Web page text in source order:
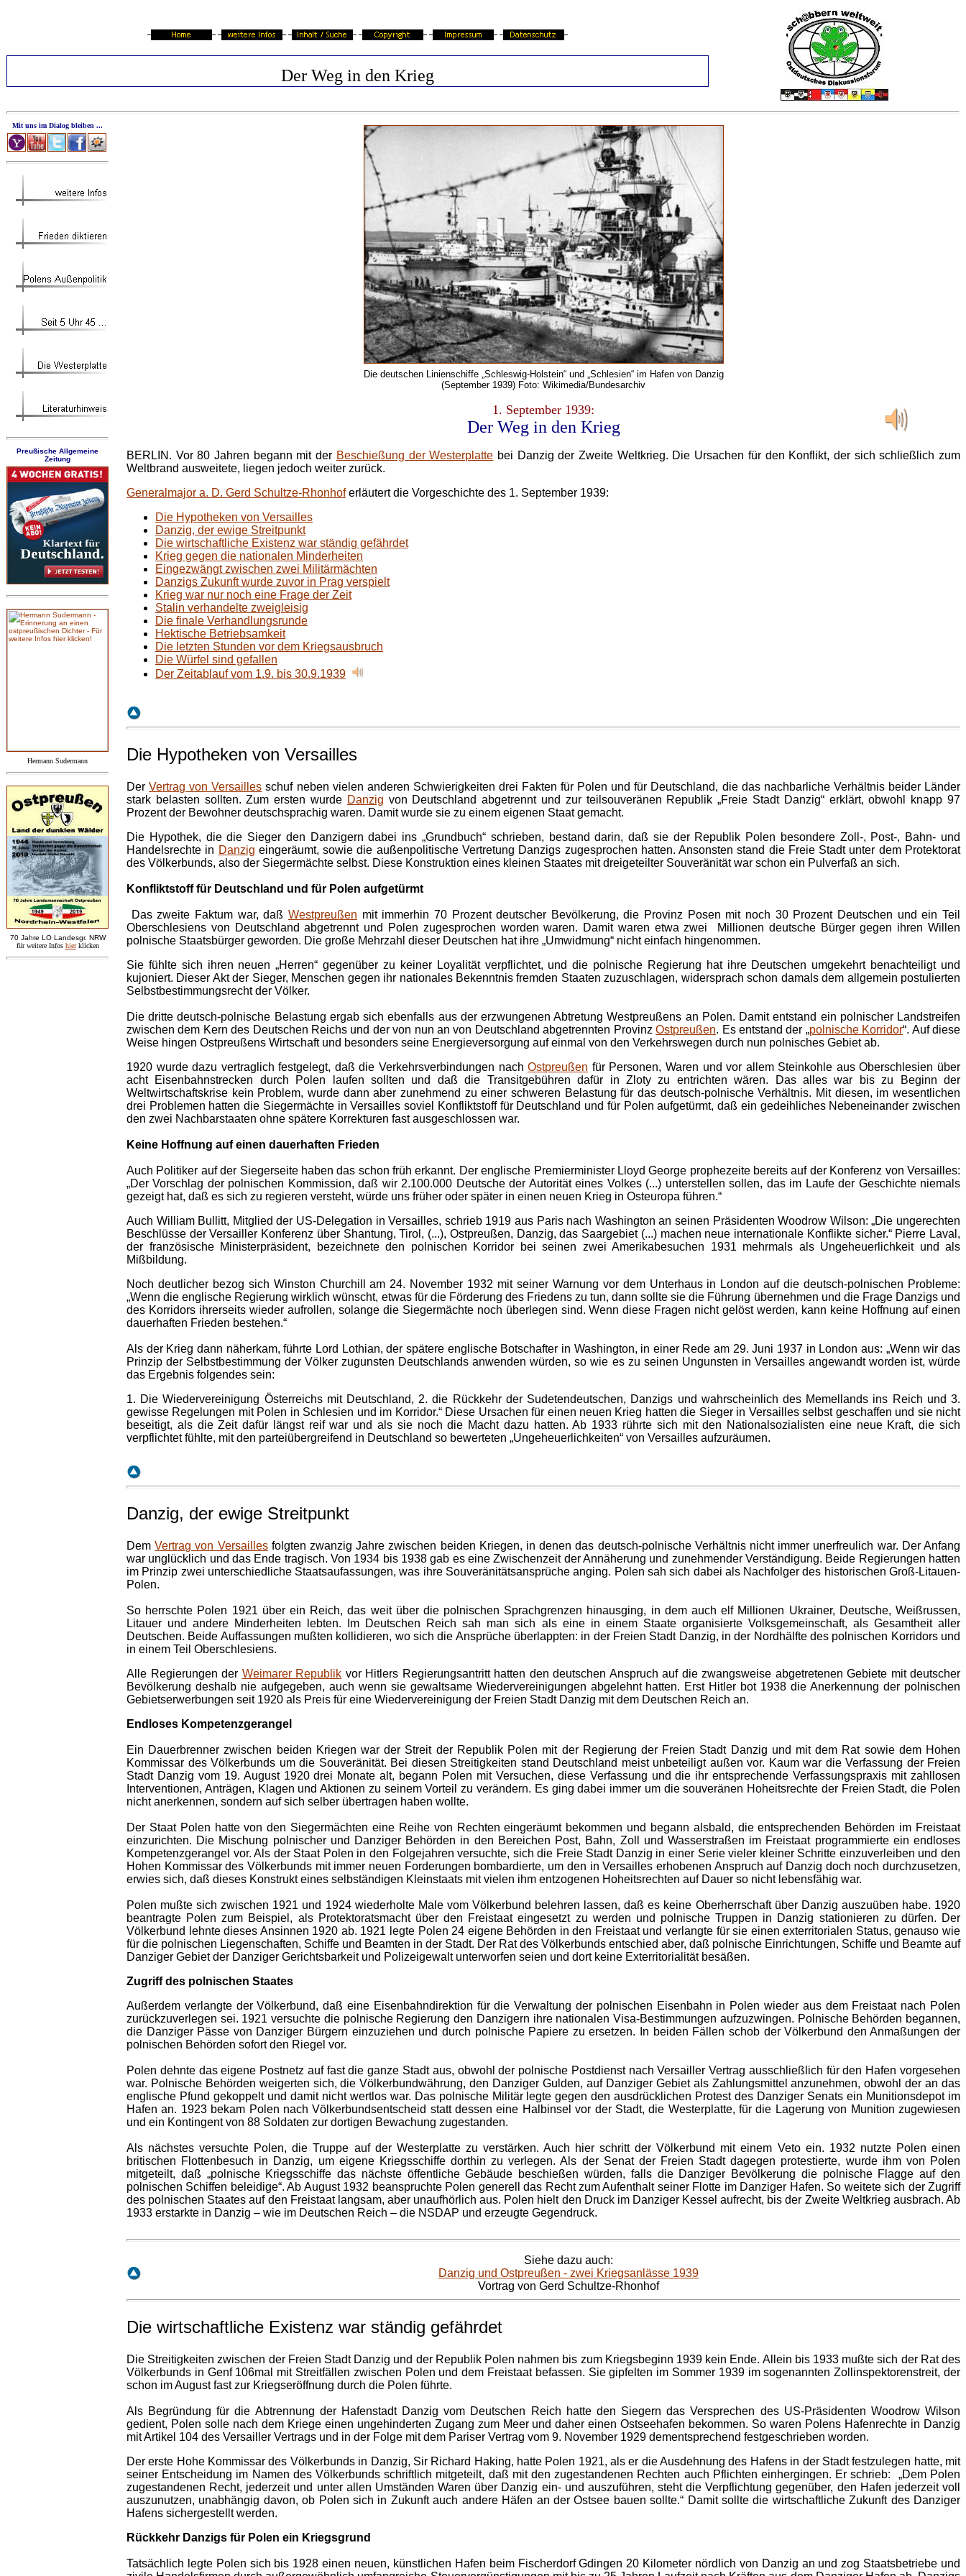
Der Weg in den Krieg
Mit uns im Dialog bleiben ...
Preußische Allgemeine
Zeitung
Hermann Sudermann
70 Jahre LO Landesgr. NRW
für weitere Infos hier klicken
Die deutschen Linienschiffe „Schleswig-Holstein“ und „Schlesien“ im Hafen von Danzig
(September 1939) Foto: Wikimedia/Bundesarchiv
1. September 1939:
DerWeg in den Krieg
BERLIN. Vor 80 Jahren begann mit der Beschießung der Westerplatte bei Danzig der Zweite Weltkrieg. Die Ursachen für den Konflikt, der sich schließlich zum
Weltbrand ausweitete, liegen jedoch weiter zurück.
Generalmajor a. D. Gerd Schultze-Rhonhoferläutert die Vorgeschichte des 1. September 1939:
Die Hypotheken von Versailles
Danzig, der ewige Streitpunkt
Die wirtschaftliche Existenz war ständig gefährdet
Krieg gegen die nationalen Minderheiten
Eingezwängt zwischen zwei Militärmächten
Danzigs Zukunft wurde zuvor in Prag verspielt
Krieg war nur noch eine Frage der Zeit
Stalin verhandelte zweigleisig
Die finale Verhandlungsrunde
Hektische Betriebsamkeit
Die letzten Stunden vor dem Kriegsausbruch
Die Würfel sind gefallen
Der Zeitablauf vom 1.9. bis 30.9.1939
Die Hypotheken von Versailles
DerVertrag von Versailles schuf neben vielen anderen Schwierigkeiten drei Fakten für Polen und für Deutschland, die das nachbarliche Verhältnis beider Länder
stark belasten sollten. Zum ersten wurde Danzig von Deutschland abgetrennt und zur teilsouveränen Republik „Freie Stadt Danzig“ erklärt, obwohl knapp 97
Prozent der Bewohner deutschsprachig waren. Damit wurde sie zu einem eigenen Staat gemacht.
Die Hypothek, die die Sieger den Danzigern dabei ins „Grundbuch“ schrieben, bestand darin, daß sie der Republik Polen besondere Zoll-, Post-, Bahn- und
Handelsrechte in Danzig eingeräumt, sowie die außenpolitische Vertretung Danzigs zugesprochen hatten. Ansonsten stand die Freie Stadt unter dem Protektorat
des Völkerbunds, also der Siegermächte selbst. Diese Konstruktion eines kleinen Staates mit dreigeteilter Souveränität war schon ein Pulverfaß an sich.
Konfliktstoff für Deutschland und für Polen aufgetürmt
Das zweite Faktum war, daß Westpreußen mit immerhin 70 Prozent deutscher Bevölkerung, die Provinz Posen mit noch 30 Prozent Deutschen und ein Teil
Oberschlesiens von Deutschland abgetrennt und Polen zugesprochen worden waren. Damit waren etwa zwei Millionen deutsche Bürger gegen ihren Willen
polnische Staatsbürger geworden. Die große Mehrzahl dieser Deutschen hat ihre „Umwidmung“ nicht einfach hingenommen.
Sie fühlte sich ihren neuen „Herren“ gegenüber zu keiner Loyalität verpflichtet, und die polnische Regierung hat ihre Deutschen umgekehrt benachteiligt und
kujoniert. Dieser Akt der Sieger, Menschen gegen ihr nationales Bekenntnis fremden Staaten zuzuschlagen, widersprach schon damals dem allgemein postulierten
Selbstbestimmungsrecht der Völker.
Die dritte deutsch-polnische Belastung ergab sich ebenfalls aus der erzwungenen Abtretung Westpreußens an Polen. Damit entstand ein polnischer Landstreifen
zwischen dem Kern des Deutschen Reichs und der von nun an von Deutschland abgetrennten ProvinzOstpreußen. Es entstand der „polnische Korridor“. Auf diese
Weise hingen Ostpreußens Wirtschaft und besonders seine Energieversorgung auf einmal von den Verkehrswegen durch nun polnisches Gebiet ab.
1920 wurde dazu vertraglich festgelegt, daß die Verkehrsverbindungen nachOstpreußen für Personen, Waren und vor allem Steinkohle aus Oberschlesien über
acht Eisenbahnstrecken durch Polen laufen sollten und daß die Transitgebühren dafür in Zloty zu entrichten wären. Das alles war bis zu Beginn der
Weltwirtschaftskrise kein Problem, wurde dann aber zunehmend zu einer schweren Belastung für das deutsch-polnische Verhältnis. Mit diesen, im wesentlichen
drei Problemen hatten die Siegermächte in Versailles soviel Konfliktstoff für Deutschland und für Polen aufgetürmt, daß ein gedeihliches Nebeneinander zwischen
den zwei Nachbarstaaten ohne spätere Korrekturen fast ausgeschlossen war.
Keine Hoffnung auf einen dauerhaften Frieden
Auch Politiker auf der Siegerseite haben das schon früh erkannt. Der englische Premierminister Lloyd George prophezeite bereits auf der Konferenz von Versailles:
„Der Vorschlag der polnischen Kommission, daß wir 2.100.000 Deutsche der Autorität eines Volkes (...) unterstellen sollen, das im Laufe der Geschichte niemals
gezeigt hat, daß es sich zu regieren versteht, würde uns früher oder später in einen neuen Krieg in Osteuropa führen.“
Auch William Bullitt, Mitglied der US-Delegation in Versailles, schrieb 1919 aus Paris nach Washington an seinen Präsidenten Woodrow Wilson: „Die ungerechten
Beschlüsse der Versailler Konferenz über Shantung, Tirol, (...), Ostpreußen, Danzig, das Saargebiet (...) machen neue internationale Konflikte sicher.“ Pierre Laval,
der französische Ministerpräsident, bezeichnete den polnischen Korridor bei seinen zwei Amerikabesuchen 1931 mehrmals als Ungeheuerlichkeit und als
Mißbildung.
Noch deutlicher bezog sich Winston Churchill am 24. November 1932 mit seiner Warnung vor dem Unterhaus in London auf die deutsch-polnischen Probleme:
„Wenn die englische Regierung wirklich wünscht, etwas für die Förderung des Friedens zu tun, dann sollte sie die Führung übernehmen und die Frage Danzigs und
des Korridors ihrerseits wieder aufrollen, solange die Siegermächte noch überlegen sind. Wenn diese Fragen nicht gelöst werden, kann keine Hoffnung auf einen
dauerhaften Frieden bestehen.“
Als der Krieg dann näherkam, führte Lord Lothian, der spätere englische Botschafter in Washington, in einer Rede am 29. Juni 1937 in London aus: „Wenn wir das
Prinzip der Selbstbestimmung der Völker zugunsten Deutschlands anwenden würden, so wie es zu seinen Ungunsten in Versailles angewandt worden ist, würde
das Ergebnis folgendes sein:
1. Die Wiedervereinigung Österreichs mit Deutschland, 2. die Rückkehr der Sudetendeutschen, Danzigs und wahrscheinlich des Memellands ins Reich und 3.
gewisse Regelungen mit Polen in Schlesien und im Korridor.“ Diese Ursachen für einen neuen Krieg hatten die Sieger in Versailles selbst geschaffen und sie nicht
beseitigt, als die Zeit dafür längst reif war und als sie noch die Macht dazu hatten. Ab 1933 rührte sich mit den Nationalsozialisten eine neue Kraft, die sich
verpflichtet fühlte, mit den parteiübergreifend in Deutschland so bewerteten „Ungeheuerlichkeiten“ von Versailles aufzuräumen.
Danzig, der ewige Streitpunkt
DemVertrag von Versaillesfolgten zwanzig Jahre zwischen beiden Kriegen, in denen das deutsch-polnische Verhältnis nicht immer unerfreulich war. Der Anfang
war unglücklich und das Ende tragisch. Von 1934 bis 1938 gab es eine Zwischenzeit der Annäherung und zunehmender Verständigung. Beide Regierungen hatten
im Prinzip zwei unterschiedliche Staatsaufassungen, was ihre Souveränitätsansprüche anging. Polen sah sich dabei als Nachfolger des historischen Groß-Litauen-
Polen.
So herrschte Polen 1921 über ein Reich, das weit über die polnischen Sprachgrenzen hinausging, in dem auch elf Millionen Ukrainer, Deutsche, Weißrussen,
Litauer und andere Minderheiten lebten. Im Deutschen Reich sah man sich als eine in einem Staate organisierte Volksgemeinschaft, als Gesamtheit aller
Deutschen. Beide Auffassungen mußten kollidieren, wo sich die Ansprüche überlappten: in der Freien Stadt Danzig, in der Nordhälfte des polnischen Korridors und
in einem Teil Oberschlesiens.
Alle Regierungen der Weimarer Republik vor Hitlers Regierungsantritt hatten den deutschen Anspruch auf die zwangsweise abgetretenen Gebiete mit deutscher
Bevölkerung deshalb nie aufgegeben, auch wenn sie gewaltsame Wiedervereinigungen abgelehnt hatten. Erst Hitler bot 1938 die Anerkennung der polnischen
Gebietserwerbungen seit 1920 als Preis für eine Wiedervereinigung der Freien Stadt Danzig mit dem Deutschen Reich an.
Endloses Kompetenzgerangel
Ein Dauerbrenner zwischen beiden Kriegen war der Streit der Republik Polen mit der Regierung der Freien Stadt Danzig und mit dem Rat sowie dem Hohen
Kommissar des Völkerbunds um die Souveränität. Bei diesen Streitigkeiten stand Deutschland meist unbeteiligt außen vor. Kaum war die Verfassung der Freien
Stadt Danzig vom 19. August 1920 drei Monate alt, begann Polen mit Versuchen, diese Verfassung und die ihr entsprechende Verfassungspraxis mit zahllosen
Interventionen, Anträgen, Klagen und Aktionen zu seinem Vorteil zu verändern. Es ging dabei immer um die souveränen Hoheitsrechte der Freien Stadt, die Polen
nicht anerkennen, sondern auf sich selber übertragen haben wollte.
Der Staat Polen hatte von den Siegermächten eine Reihe von Rechten eingeräumt bekommen und begann alsbald, die entsprechenden Behörden im Freistaat
einzurichten. Die Mischung polnischer und Danziger Behörden in den Bereichen Post, Bahn, Zoll und Wasserstraßen im Freistaat programmierte ein endloses
Kompetenzgerangel vor. Als der Staat Polen in den Folgejahren versuchte, sich die Freie Stadt Danzig in einer Serie vieler kleiner Schritte einzuverleiben und den
Hohen Kommissar des Völkerbunds mit immer neuen Forderungen bombardierte, um den in Versailles erhobenen Anspruch auf Danzig doch noch durchzusetzen,
erwies sich, daß dieses Konstrukt eines selbständigen Kleinstaats mit vielen ihm entzogenen Hoheitsrechten auf Dauer so nicht lebensfähig war.
Polen mußte sich zwischen 1921 und 1924 wiederholte Male vom Völkerbund belehren lassen, daß es keine Oberherrschaft über Danzig auszuüben habe. 1920
beantragte Polen zum Beispiel, als Protektoratsmacht über den Freistaat eingesetzt zu werden und polnische Truppen in Danzig stationieren zu dürfen. Der
Völkerbund lehnte dieses Ansinnen 1920 ab. 1921 legte Polen 24 eigene Behörden in den Freistaat und verlangte für sie einen exterritorialen Status, genauso wie
für die polnischen Liegenschaften, Schiffe und Beamten in der Stadt. Der Rat des Völkerbunds entschied aber, daß polnische Einrichtungen, Schiffe und Beamte auf
Danziger Gebiet der Danziger Gerichtsbarkeit und Polizeigewalt unterworfen seien und dort keine Exterritorialität besäßen.
Zugriff des polnischen Staates
Außerdem verlangte der Völkerbund, daß eine Eisenbahndirektion für die Verwaltung der polnischen Eisenbahn in Polen wieder aus dem Freistaat nach Polen
zurückzuverlegen sei. 1921 versuchte die polnische Regierung den Danzigern ihre nationalen Visa-Bestimmungen aufzuzwingen. Polnische Behörden begannen,
die Danziger Pässe von Danziger Bürgern einzuziehen und durch polnische Papiere zu ersetzen. In beiden Fällen schob der Völkerbund den Anmaßungen der
polnischen Behörden sofort den Riegel vor.
Polen dehnte das eigene Postnetz auf fast die ganze Stadt aus, obwohl der polnische Postdienst nach Versailler Vertrag ausschließlich für den Hafen vorgesehen
war. Polnische Behörden weigerten sich, die Völkerbundwährung, den Danziger Gulden, auf Danziger Gebiet als Zahlungsmittel anzunehmen, obwohl der an das
englische Pfund gekoppelt und damit nicht wertlos war. Das polnische Militär legte gegen den ausdrücklichen Protest des Danziger Senats ein Munitionsdepot im
Hafen an. 1923 bekam Polen nach Völkerbundsentscheid statt dessen eine Halbinsel vor der Stadt, die Westerplatte, für die Lagerung von Munition zugewiesen
und ein Kontingent von 88 Soldaten zur dortigen Bewachung zugestanden.
Als nächstes versuchte Polen, die Truppe auf der Westerplatte zu verstärken. Auch hier schritt der Völkerbund mit einem Veto ein. 1932 nutzte Polen einen
britischen Flottenbesuch in Danzig, um eigene Kriegsschiffe dorthin zu verlegen. Als der Senat der Freien Stadt dagegen protestierte, wurde ihm von Polen
mitgeteilt, daß „polnische Kriegsschiffe das nächste öffentliche Gebäude beschießen würden, falls die Danziger Bevölkerung die polnische Flagge auf den
polnischen Schiffen beleidige“. Ab August 1932 beanspruchte Polen generell das Recht zum Aufenthalt seiner Flotte im Danziger Hafen. So weitete sich der Zugriff
des polnischen Staates auf den Freistaat langsam, aber unaufhörlich aus. Polen hielt den Druck im Danziger Kessel aufrecht, bis der Zweite Weltkrieg ausbrach. Ab
1933 erstarkte in Danzig – wie im Deutschen Reich – die NSDAP und erzeugte Gegendruck.
Siehe dazu auch:
Danzig und Ostpreußen - zwei Kriegsanlässe 1939
Vortrag von Gerd Schultze-Rhonhof
Die wirtschaftliche Existenz war ständig gefährdet
Die Streitigkeiten zwischen der Freien Stadt Danzig und der Republik Polen nahmen bis zum Kriegsbeginn 1939 kein Ende. Allein bis 1933 mußte sich der Rat des
Völkerbunds in Genf 106mal mit Streitfällen zwischen Polen und dem Freistaat befassen. Sie gipfelten im Sommer 1939 im sogenannten Zollinspektorenstreit, der
schon im August fast zur Kriegseröffnung durch die Polen führte.
Als Begründung für die Abtrennung der Hafenstadt Danzig vom Deutschen Reich hatte den Siegern das Versprechen des US-Präsidenten Woodrow Wilson
gedient, Polen solle nach dem Kriege einen ungehinderten Zugang zum Meer und daher einen Ostseehafen bekommen. So waren Polens Hafenrechte in Danzig
mit Artikel 104 des Versailler Vertrags und in der Folge mit dem Pariser Vertrag vom 9. November 1929 dementsprechend festgeschrieben worden.
Der erste Hohe Kommissar des Völkerbunds in Danzig, Sir Richard Haking, hatte Polen 1921, als er die Ausdehnung des Hafens in der Stadt festzulegen hatte, mit
seiner Entscheidung im Namen des Völkerbunds schriftlich mitgeteilt, daß mit den zugestandenen Rechten auch Pflichten einhergingen. Er schrieb: „Dem Polen
zugestandenen Recht, jederzeit und unter allen Umständen Waren über Danzig ein- und auszuführen, steht die Verpflichtung gegenüber, den Hafen jederzeit voll
auszunutzen, unabhängig davon, ob Polen sich in Zukunft auch andere Häfen an der Ostsee bauen sollte.“ Damit sollte die wirtschaftliche Zukunft des Danziger
Hafens sichergestellt werden.
Rückkehr Danzigs für Polen ein Kriegsgrund
Tatsächlich legte Polen sich bis 1928 einen neuen, künstlichen Hafen beim Fischerdorf Gdingen 20 Kilometer nördlich von Danzig an und zog Staatsbetriebe und